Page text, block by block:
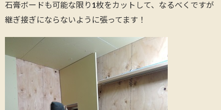
石膏ボードも可能な限り1枚をカットして、なるべくですが
継ぎ接ぎにならないように張ってます！